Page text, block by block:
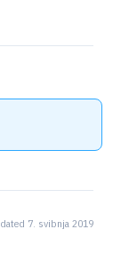
7. svibnja 2019